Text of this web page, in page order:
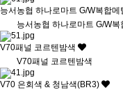
능서농협 하나로마트 G/W복합
능서농협 하나로마트 G/W복
V70패널 코르텐밤색
V70패널 코르텐밤색
V70 은회색 & 청남색(BR3)